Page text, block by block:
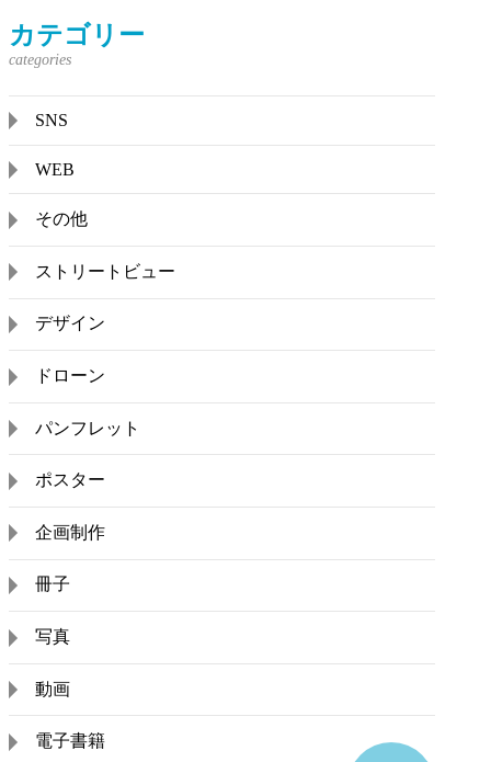
カテゴリー
SNS
WEB
その他
ストリートビュー
デザイン
ドローン
パンフレット
ポスター
企画制作
冊子
写真
動画
電子書籍